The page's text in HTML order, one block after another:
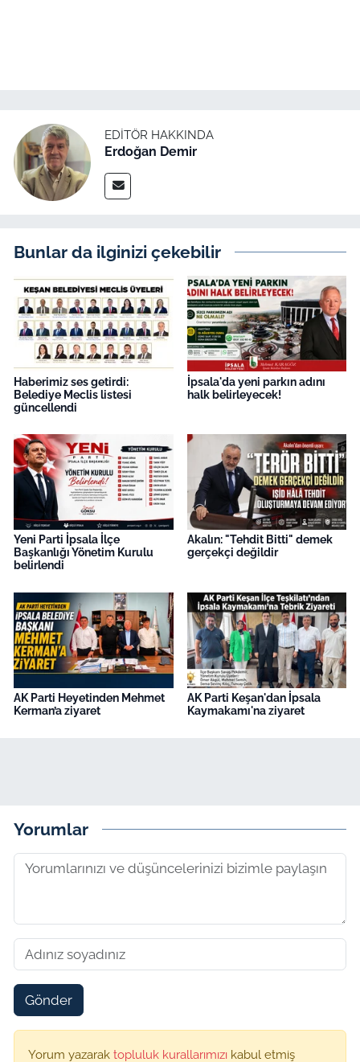
EDITÖR HAKKINDA
Erdoğan Demir
Bunlar da ilginizi çekebilir
Haberimiz ses getirdi:
Belediye Meclis listesi
güncellendi
İpsala'da yeni parkın adını
halk belirleyecek!
Yeni Parti İpsala İlçe
Başkanlığı Yönetim Kurulu
belirlendi
Akalın: "Tehdit Bitti" demek
gerçekçi değildir
AK Parti Heyetinden Mehmet
Kerman’a ziyaret
AK Parti Keşan'dan İpsala
Kaymakamı'na ziyaret
Yorumlar
Gönder
Yorum yazarak topluluk kurallarımızı kabul etmiş